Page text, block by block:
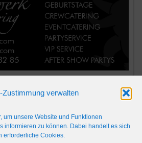
Zustimmung verwalten
um unsere Website und Funktionen
informieren zu können. Dabei handelt es sich
erforderliche Cookies.